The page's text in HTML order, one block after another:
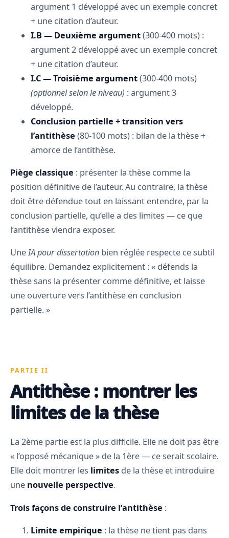
argument 1 développé avec un exemple concret
+ une citation d’auteur.
I.B — Deuxième argument(300-400 mots) :
argument 2 développé avec un exemple concret
+ une citation d’auteur.
I.C — Troisième argument(300-400 mots)
(optionnel selon le niveau) : argument 3
développé.
Conclusion partielle + transition vers
l’antithèse (80-100 mots) : bilan de la thèse +
amorce de l’antithèse.
Piège classique : présenter la thèse comme la
position définitive de l’auteur. Au contraire, la thèse
doit être défendue tout en laissant entendre, par la
conclusion partielle, qu’elle a des limites — ce que
l’antithèse viendra exposer.
UneIA pour dissertation bien réglée respecte ce subtil
équilibre. Demandez explicitement : « défends la
thèse sans la présenter comme définitive, et laisse
une ouverture vers l’antithèse en conclusion
partielle. »
PARTIE II
Antithèse : montrer les
limites de la thèse
La 2ème partie est la plus difficile. Elle ne doit pas être
« l’opposé mécanique » de la 1ère — ce serait scolaire.
Elle doit montrer les limites de la thèse et introduire
une nouvelle perspective.
Trois façons de construire l’antithèse :
Limite empirique : la thèse ne tient pas dans